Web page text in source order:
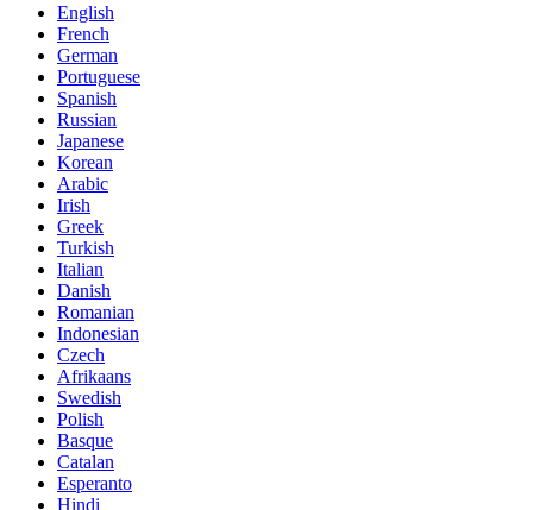
English
French
German
Portuguese
Spanish
Russian
Japanese
Korean
Arabic
Irish
Greek
Turkish
Italian
Danish
Romanian
Indonesian
Czech
Afrikaans
Swedish
Polish
Basque
Catalan
Esperanto
Hindi